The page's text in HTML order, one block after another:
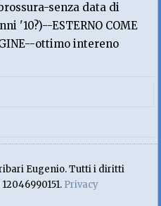
senza data di
'10?)--ESTERNO COME
ottimo intereno
Eugenio. Tutti i diritti
Privacy